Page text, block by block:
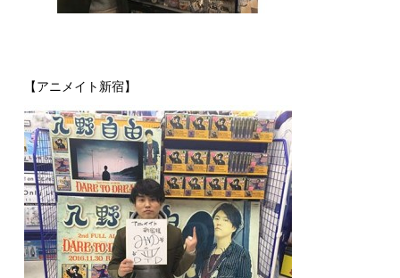
【アニメイト新宿】